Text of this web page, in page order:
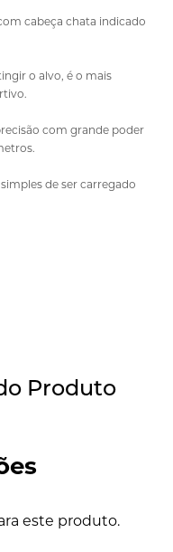
cabeça chata indicado
o alvo, é o mais
com grande poder
de ser carregado
Produto
este produto.